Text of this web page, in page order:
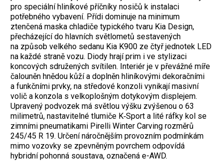
pro speciální hliníkové příčníky nosičů k instalaci
potřebného vybavení. Přídi dominuje na minimum
ztenčená maska chladiče typického tvaru Kia Design,
přecházející do hlavních světlometů sestavených
na způsob velkého sedanu Kia K900 ze čtyř jednotek LED
na každé straně vozu. Diody hrají prim i ve stylizaci
koncových sdružených svítilen. Interiér je v převážné míře
čalouněn hnědou kůží a doplněn hliníkovými dekoračními
a funkčními prvky, na středové konzoli vynikají masivní
volič a konzola s velkoplošným dotykovým displejem.
Upravený podvozek má světlou výšku zvýšenou o 63
milimetrů, nastavitelné tlumiče K‑Sport a lité ráfky kol se
zimními pneumatikami Pirelli Winter Carving rozměrů
245/45 R 19. Určení náročnějším provozním podmínkám
mimo vozovky se zpevněným povrchem odpovídá
hybridní pohonná soustava, označená e-AWD.